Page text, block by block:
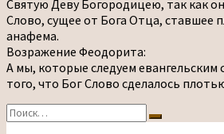
Святую Деву Богородицею, так как
Слово, сущее от Бога Отца, ставшее
анафема.
Возражение Феодорита:
А мы, которые следуем евангельским
того, что Бог Слово сделалось
Найти:
Поиск